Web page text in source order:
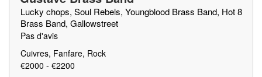
Lucky chops, Soul Rebels, Youngblood Brass Band, Hot 8
Brass Band, Gallowstreet
Pas d'avis
Cuivres, Fanfare, Rock
€2000 - €2200